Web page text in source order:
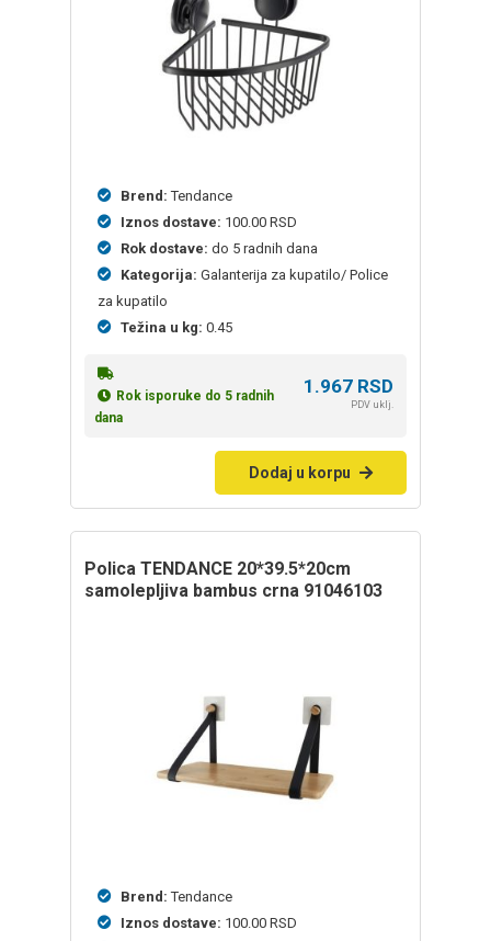
Brend: Tendance
Iznos dostave: 100.00 RSD
Rok dostave: do 5 radnih dana
Kategorija: Galanterija za kupatilo/ Police
za kupatilo
Težina u kg: 0.45
Rok isporuke do 5 radnih
dana
1.967 RSD
PDV uklj.
Dodaj u korpu
polica TENDANCE 20*39.5*20cm
samolepljiva bambus crna 91046103
Brend: Tendance
Iznos dostave: 100.00 RSD